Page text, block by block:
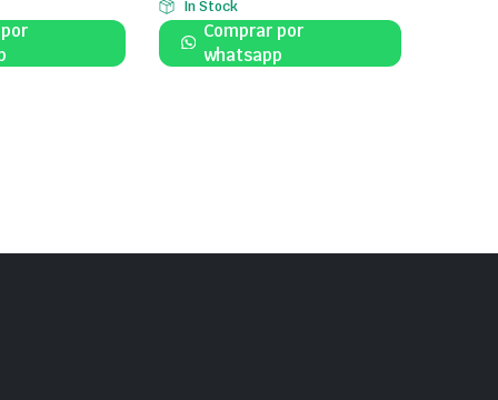
In Stock
Comprar por
whatsapp